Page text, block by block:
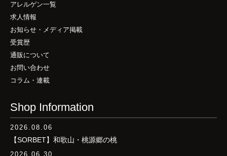
アレルゲン一覧
求人情報
お知らせ・メディア掲載
受賞歴
通販について
お問い合わせ
コラム・連載
Shop Information
2026.08.06
【SORBET】和歌山・桃源郷の桃